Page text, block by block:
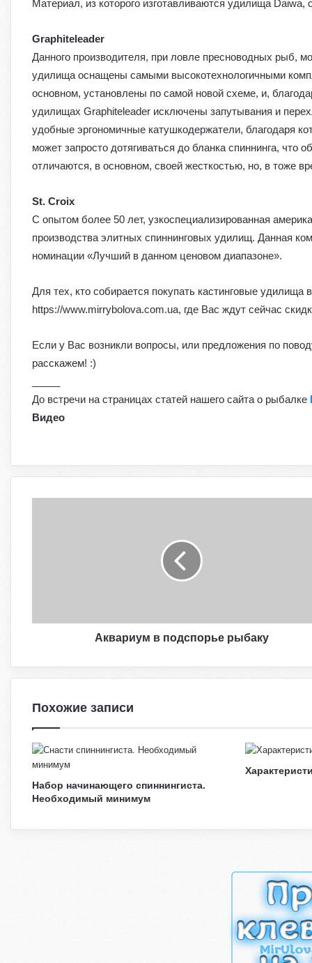
Материал, из которого изготавливаются удилища
Graphiteleader
Данного производителя, при ловле пресноводных рыб,
удилища оснащены самыми высокотехнологичными
основном, установлены по самой новой схеме, и,
удилищах Graphiteleader исключены запутывания и
удобные эргономичные катушкодержатели, благодаря
может запросто дотягиваться до бланка спиннинга, что
отличаются, в основном, своей жесткостью, но, в тоже
St. Croix
С опытом более 50 лет, узкоспециализированная
производства элитных спиннинговых удилищ. Данная
номинации «Лучший в данном ценовом диапазоне».
Для тех, кто собирается покупать кастинговые удилища
https://www.mirrybolova.com.ua, где Вас ждут сейчас
Если у Вас возникли вопросы, или предложения по
расскажем! :)
До встречи на страницах статей нашего сайта о рыбалке
Видео
в
д
с
о
е
р
ы
б
к
Аквариум в подспорье рыбаку
Похожие записи
Набор начинающего спиннингиста.
Необходимый минимум